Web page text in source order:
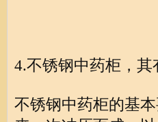
4.不锈钢中药柜，其
不锈钢中药柜的基